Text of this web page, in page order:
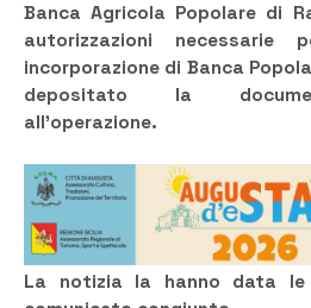
Banca Agricola Popolare di
autorizzazioni
incorporazione di Banca
depositato la
all’operazione.
La notizia la hanno data le